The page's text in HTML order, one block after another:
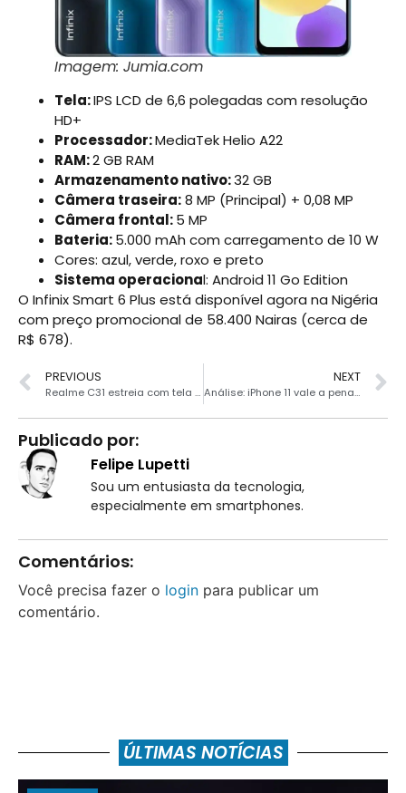
Imagem: Jumia.com
Tela:IPS LCD de 6,6 polegadas com resolução
HD+
Processador:MediaTek Helio A22
RAM:2 GB RAM
Armazenamento nativo:32 GB
Câmera traseira:8 MP (Principal) + 0,08 MP
Câmera frontal:5 MP
Bateria:5.000 mAh com carregamento de 10 W
Cores: azul, verde, roxo e preto
Sistema operacional: Android 11 Go Edition
O Infinix Smart 6 Plus está disponível agora na Nigéria
com preço promocional de 58.400 Nairas (cerca de
R$ 678).
PREVIOUS
Realme C31 estreia com tela de 6.5″ e chip Unisoc T612
NEXT
Análise: iPhone 11 vale a pena em 2022?
Publicado por:
Felipe Lupetti
Sou um entusiasta da tecnologia,
especialmente em smartphones.
Comentários:
Você precisa fazer o login para publicar um
comentário.
ÚLTIMAS NOTÍCIAS